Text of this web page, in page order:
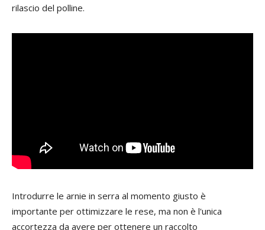
rilascio del polline.
Introdurre le arnie in serra al momento giusto è
importante per ottimizzare le rese, ma non è l'unica
accortezza da avere per ottenere un raccolto